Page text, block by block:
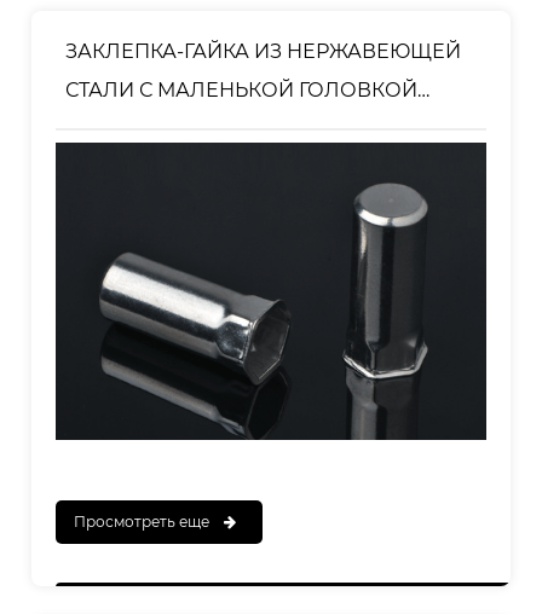
ЗАКЛЕПКА-ГАЙКА ИЗ НЕРЖАВЕЮЩЕЙ
СТАЛИ С МАЛЕНЬКОЙ ГОЛОВКОЙ
Просмотреть еще